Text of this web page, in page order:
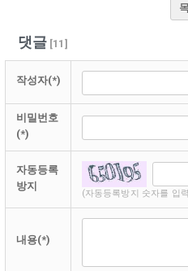
댓글[11 ]
작성자(*)
비밀번호
(*)
자동등록
방지
(자동등록방지 숫자를 입
내용(*)